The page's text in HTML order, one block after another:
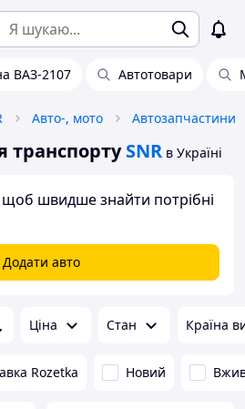
ВАЗ-2107 Автотовари
Авто-, мото Автозапчастини
транспорту SNR в Україні
швидше знайти потрібні
Додати авто
Ціна Стан Країна
Rozetka Новий